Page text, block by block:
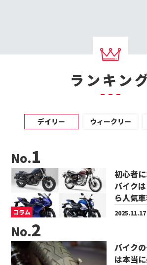
ランキン
デイリー ウィークリー
No.
コラム
初心者
バイク
ら人気
2025.11.17
No.
バイク
は本当